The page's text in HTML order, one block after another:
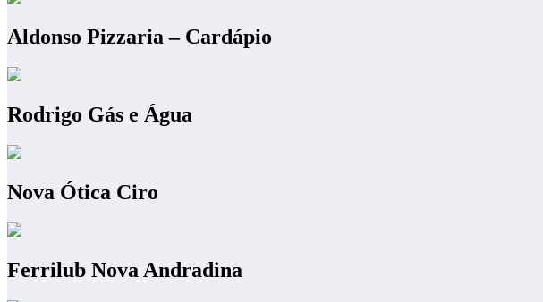
Aldonso Pizzaria – Cardápio
Rodrigo Gás e Água
Nova Ótica Ciro
Ferrilub Nova Andradina